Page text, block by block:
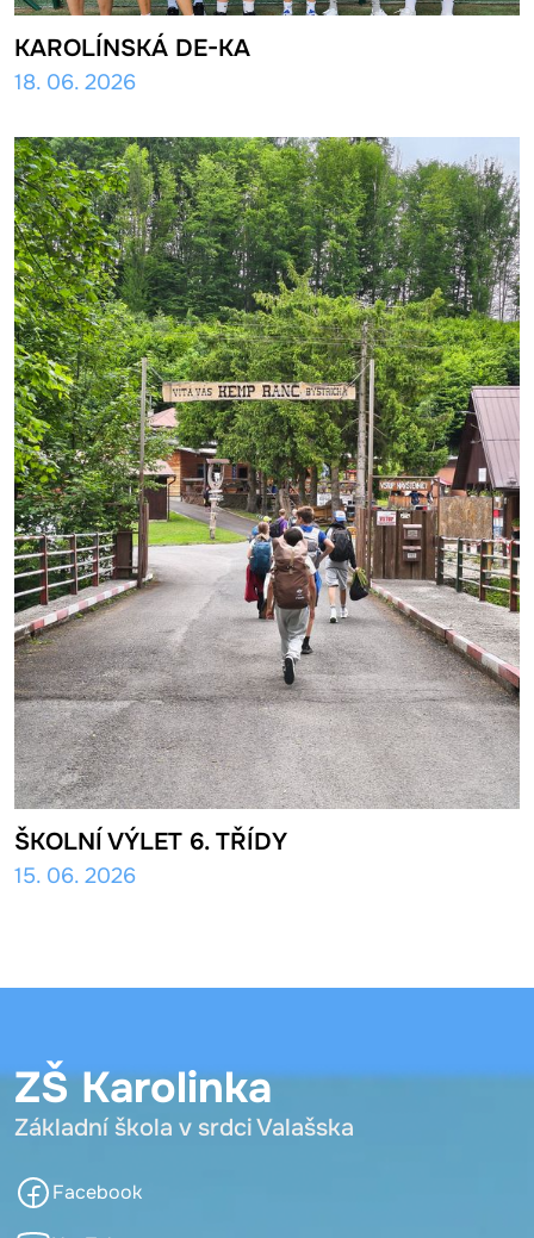
KAROLÍNSKÁ DE-KA
18. 06. 2026
ŠKOLNÍ VÝLET 6. TŘÍDY
15. 06. 2026
ZŠ Karolinka
Základní škola v srdci Valašska
Facebook